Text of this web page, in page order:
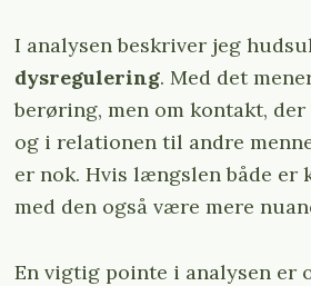
I analysen beskriver jeg
dysregulering. Med det
berøring, men om kontakt,
og i relationen til andre
er nok. Hvis længslen både
med den også være mere
En vigtig pointe i analysen er